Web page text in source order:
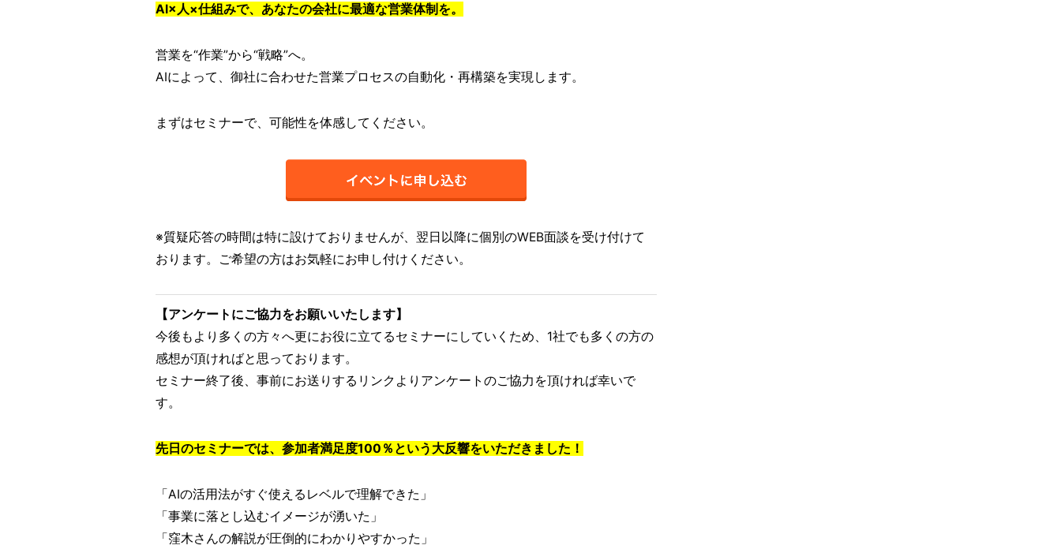
AI×人×仕組みで、あなたの会社に最適な営業体制を。
営業を“作業”から“戦略”へ。
AIによって、御社に合わせた営業プロセスの自動化・再構築を実現します。
まずはセミナーで、可能性を体感してください。
※質疑応答の時間は特に設けておりませんが、翌日以降に個別のWEB面談を受け付けて
おります。ご希望の方はお気軽にお申し付けください。
【アンケートにご協力をお願いいたします】
今後もより多くの方々へ更にお役に立てるセミナーにしていくため、1社でも多くの方の
感想が頂ければと思っております。
セミナー終了後、事前にお送りするリンクよりアンケートのご協力を頂ければ幸いで
す。
先日のセミナーでは、参加者満足度100％という大反響をいただきました！
「AIの活用法がすぐ使えるレベルで理解できた」
「事業に落とし込むイメージが湧いた」
「窪木さんの解説が圧倒的にわかりやすかった」